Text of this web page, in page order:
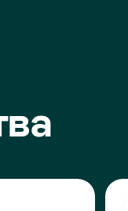
и топ-